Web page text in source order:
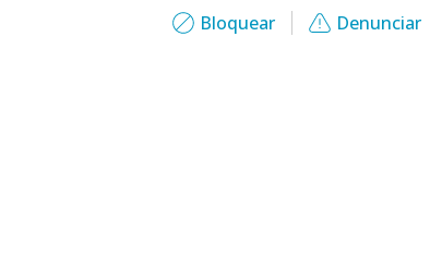
Bloquear Denunciar